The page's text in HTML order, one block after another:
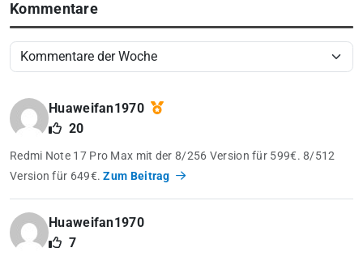
Kommentare
Huaweifan1970
20
Redmi Note 17 Pro Max mit der 8/256 Version für 599€. 8/512
Version für 649€.Zum Beitrag
Huaweifan1970
7